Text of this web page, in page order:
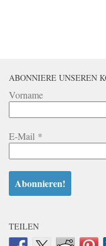
ABONNIERE UNSEREN
Vorname
E-Mail *
TEILEN